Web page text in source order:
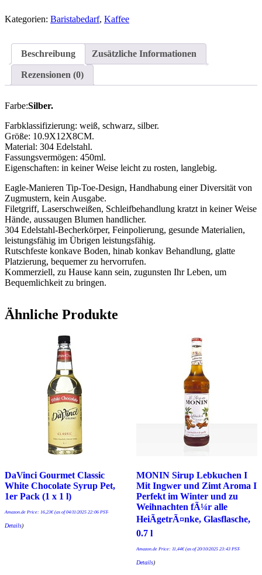
Kategorien: Baristabedarf, Kaffee
Beschreibung Zusätzliche Informationen
Rezensionen (0)
Farbe:Silber.
Farbklassifizierung: weiß, schwarz, silber.
Größe: 10.9X12X8CM.
Material: 304 Edelstahl.
Fassungsvermögen: 450ml.
Eigenschaften: in keiner Weise leicht zu rosten, langlebig.
Eagle-Manieren Tip-Toe-Design, Handhabung einer Diversität von
Zugmustern, kein Ausgabe.
Filetgriff, Laserschweißen, Schleifbehandlung kratzt in keiner Weise
Hände, aussaugen Blumen handlicher.
304 Edelstahl-Becherkörper, Feinpolierung, gesunde Materialien,
leistungsfähig im Übrigen leistungsfähig.
Rutschfeste konkave Boden, hinab konkav Behandlung, glatte
Platzierung, bequemer zu hervorrufen.
Kommerziell, zu Hause kann sein, zugunsten Ihr Leben, um
Bequemlichkeit zu bringen.
Ähnliche Produkte
DaVinci Gourmet Classic
White Chocolate Syrup Pet,
1er Pack (1 x 1 l)
Amazon.de Price: 16,23€(as of 04/11/2025 22:06 PST-
Details)
MONIN Sirup Lebkuchen I
Mit Ingwer und Zimt Aroma I
Perfekt im Winter und zu
Weihnachten fÃ¼r alle
HeiÃgetrÃ¤nke, Glasflasche,
0.7 l
Amazon.de Price: 11,44€(as of 20/10/2025 23:43 PST-
Details)